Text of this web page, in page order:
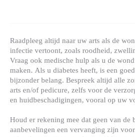
Raadpleeg altijd naar uw arts als de
infectie vertoont, zoals roodheid,
Vraag ook medische hulp als u de
maken. Als u diabetes heeft, is een
bijzonder belang. Bespreek altijd alle
arts en/of pedicure, zelfs voor de
en huidbeschadigingen, vooral op uw
Houd er rekening mee dat geen van de
aanbevelingen een vervanging zijn